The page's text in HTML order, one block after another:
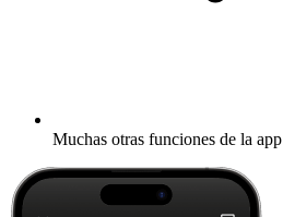
Muchas otras funciones de la app